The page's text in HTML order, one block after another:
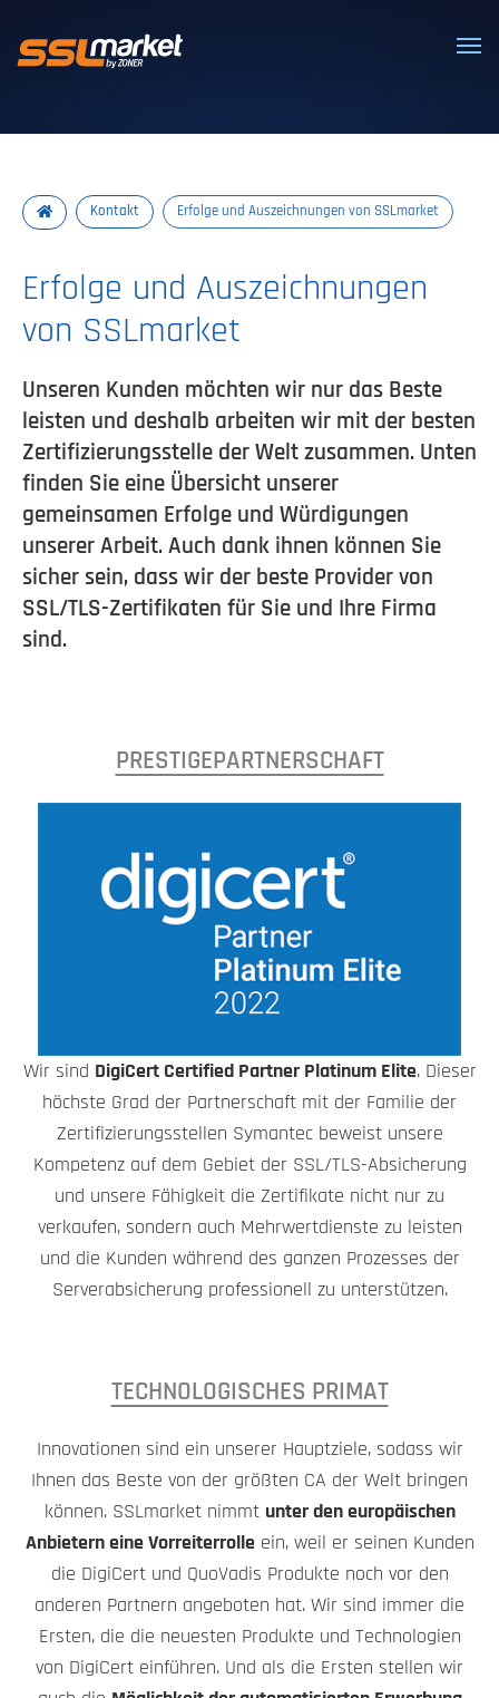
Vertrauenswürdige SSL/TLS-
Kontakt Erfolge und Auszeichnungen von SSLmarket
Erfolge und Auszeichnungen
von SSLmarket
Unseren Kunden möchten wir nur das Beste
leisten und deshalb arbeiten wir mit der besten
Zertifizierungsstelle der Welt zusammen. Unten
finden Sie eine Übersicht unserer
gemeinsamen Erfolge und Würdigungen
unserer Arbeit. Auch dank ihnen können Sie
sicher sein, dass wir der beste Provider von
SSL/TLS-Zertifikaten für Sie und Ihre Firma
sind.
PRESTIGEPARTNERSCHAFT
Wir sind DigiCert Certified Partner Platinum Elite. Dieser
höchste Grad der Partnerschaft mit der Familie der
Zertifizierungsstellen Symantec beweist unsere
Kompetenz auf dem Gebiet der SSL/TLS-Absicherung
und unsere Fähigkeit die Zertifikate nicht nur zu
verkaufen, sondern auch Mehrwertdienste zu leisten
und die Kunden während des ganzen Prozesses der
Serverabsicherung professionell zu unterstützen.
TECHNOLOGISCHES PRIMAT
Innovationen sind ein unserer Hauptziele, sodass wir
Ihnen das Beste von der größten CA der Welt bringen
können. SSLmarket nimmt unter den europäischen
Anbietern eine Vorreiterrolleein, weil er seinen Kunden
die DigiCert und QuoVadis Produkte noch vor den
anderen Partnern angeboten hat. Wir sind immer die
Ersten, die die neuesten Produkte und Technologien
von DigiCert einführen. Und als die Ersten stellen wir